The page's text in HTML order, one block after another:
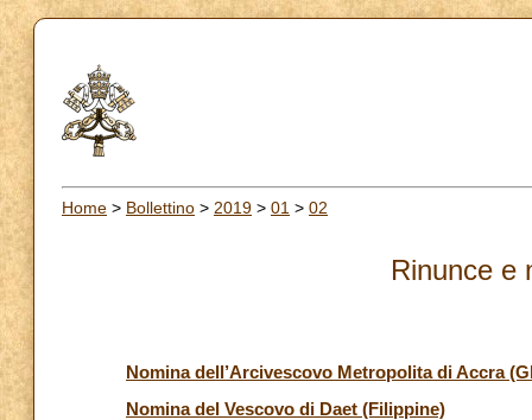
Home > Bollettino > 2019 > 01 > 02
Rinunce e
Nomina dell’Arcivescovo Metropolita di Accra
Nomina del Vescovo di Daet (Filippine)